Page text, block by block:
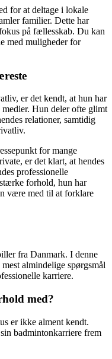
for at deltage i lokale
familier. Dette har
på fællesskab. Du kan
med muligheder for
er det kendt, at hun har
Hun deler ofte glimt
relationer, samtidig
for mange
er det klart, at hendes
professionelle
forhold, hun har
være med til at forklare
fra Danmark. I denne
almindelige spørgsmål
karriere.
med?
er ikke alment kendt.
badmintonkarriere frem